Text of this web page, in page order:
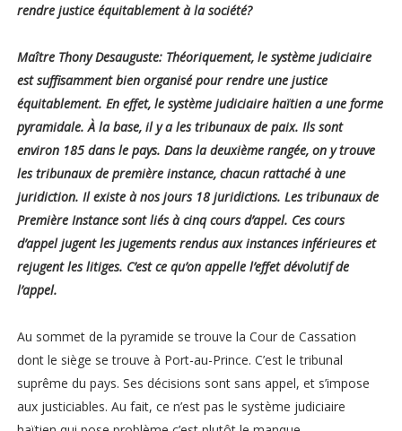
rendre justice équitablement à la société?
Maître Thony Desauguste: Théoriquement, le système judiciaire
est suffisamment bien organisé pour rendre une justice
équitablement. En effet, le système judiciaire haïtien a une forme
pyramidale. À la base, il y a les tribunaux de paix. Ils sont
environ 185 dans le pays. Dans la deuxième rangée, on y trouve
les tribunaux de première instance, chacun rattaché à une
juridiction. Il existe à nos jours 18 juridictions. Les tribunaux de
Première Instance sont liés à cinq cours d’appel. Ces cours
d’appel jugent les jugements rendus aux instances inférieures et
rejugent les litiges. C’est ce qu’on appelle l’effet dévolutif de
l’appel.
Au sommet de la pyramide se trouve la Cour de Cassation
dont le siège se trouve à Port-au-Prince. C’est le tribunal
suprême du pays. Ses décisions sont sans appel, et s’impose
aux justiciables. Au fait, ce n’est pas le système judiciaire